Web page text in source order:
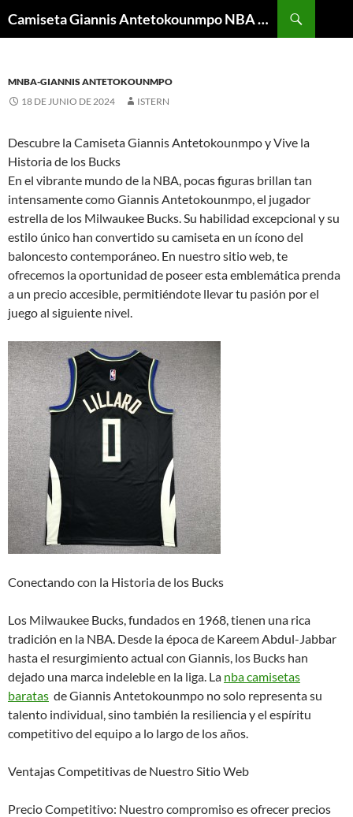
Camiseta Giannis Antetokounmpo NBA Barata
MNBA-GIANNIS ANTETOKOUNMPO
18 DE JUNIO DE 2024
ISTERN
Descubre la Camiseta Giannis Antetokounmpo y Vive la
Historia de los Bucks
En el vibrante mundo de la NBA, pocas figuras brillan tan
intensamente como Giannis Antetokounmpo, el jugador
estrella de los Milwaukee Bucks. Su habilidad excepcional y su
estilo único han convertido su camiseta en un ícono del
baloncesto contemporáneo. En nuestro sitio web, te
ofrecemos la oportunidad de poseer esta emblemática prenda
a un precio accesible, permitiéndote llevar tu pasión por el
juego al siguiente nivel.
Conectando con la Historia de los Bucks
Los Milwaukee Bucks, fundados en 1968, tienen una rica
tradición en la NBA. Desde la época de Kareem Abdul-Jabbar
hasta el resurgimiento actual con Giannis, los Bucks han
dejado una marca indeleble en la liga. La nba camisetas
baratas de Giannis Antetokounmpo no solo representa su
talento individual, sino también la resiliencia y el espíritu
competitivo del equipo a lo largo de los años.
Ventajas Competitivas de Nuestro Sitio Web
Precio Competitivo: Nuestro compromiso es ofrecer precios